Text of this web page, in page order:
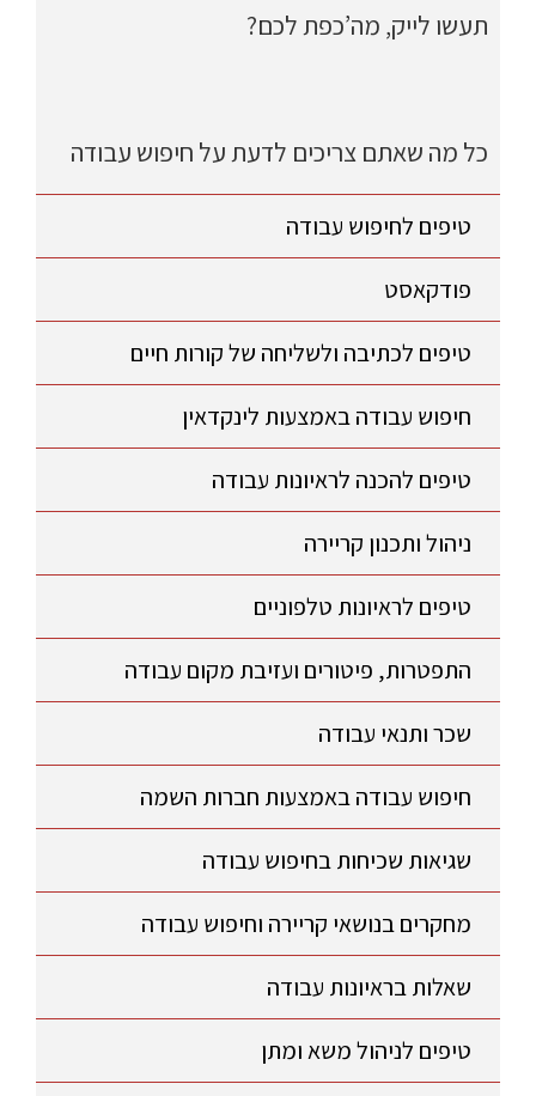
תעשו לייק, מה’כפת לכם?
כל מה שאתם צריכים לדעת על חיפוש עבודה
טיפים לחיפוש עבודה
פודקאסט
טיפים לכתיבה ולשליחה של קורות חיים
חיפוש עבודה באמצעות לינקדאין
טיפים להכנה לראיונות עבודה
ניהול ותכנון קריירה
טיפים לראיונות טלפוניים
התפטרות, פיטורים ועזיבת מקום עבודה
שכר ותנאי עבודה
חיפוש עבודה באמצעות חברות השמה
שגיאות שכיחות בחיפוש עבודה
מחקרים בנושאי קריירה וחיפוש עבודה
שאלות בראיונות עבודה
טיפים לניהול משא ומתן